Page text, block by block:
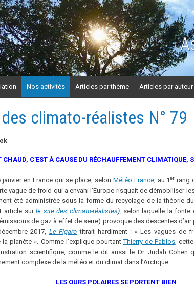
Nos activités Articles par thème Articles par auteur
climato-réalistes N° 79
CHAUD, C’EST À CAUSE DU RÉCHAUFFEMENT CLIMATIQUE,
en France qui se place, selon Météo France, au 1er rang
vague de froid qui a envahi l’Europe risquait de démobiliser
été administrée sous la forme du recyclage de la théorie
article sur le site des climato-réalistes), selon laquelle la fonte
de gaz à effet de serre) provoque des descentes d’air
2017, Le Figaro titrait hardiment : « Les vagues de
planète ». Comme l’explique pourtantThierry de Pablos ,
scientifique, comme le dit aussi le Dr. Judah Cohen
complexe de la météo et du climat dans l’Arctique.
LES OURS POLAIRES SE PORTENT BIEN